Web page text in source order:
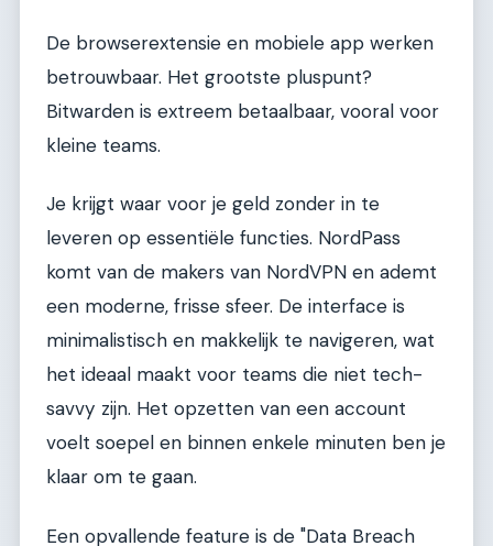
De browserextensie en mobiele app werken
betrouwbaar. Het grootste pluspunt?
Bitwarden is extreem betaalbaar, vooral voor
kleine teams.
Je krijgt waar voor je geld zonder in te
leveren op essentiële functies. NordPass
komt van de makers van NordVPN en ademt
een moderne, frisse sfeer. De interface is
minimalistisch en makkelijk te navigeren, wat
het ideaal maakt voor teams die niet tech-
savvy zijn. Het opzetten van een account
voelt soepel en binnen enkele minuten ben je
klaar om te gaan.
Een opvallende feature is de "Data Breach